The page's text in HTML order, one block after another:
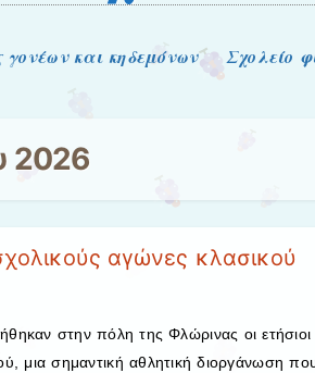
γονέων και κηδεμόνων Σχολείο
2026
αγώνες κλασικού
στην πόλη της Φλώρινας οι ετήσιοι
μια σημαντική αθλητική διοργάνωση που